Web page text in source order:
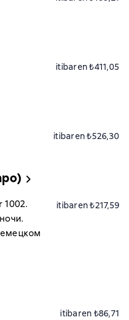
itibaren ₺411,05
itibaren ₺526,30
1002.
itibaren ₺217,59
itibaren ₺86,71